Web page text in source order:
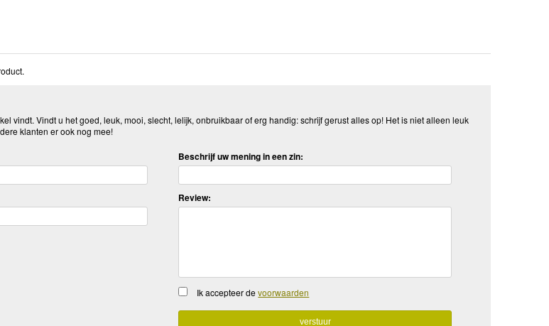
vindt. Vindt u het goed, leuk, mooi, slecht, lelijk, onbruikbaar of erg handig: schrijf gerust alles op! Het is niet alleen leuk
klanten er ook nog mee!
Beschrijf uw mening in een zin:
Review:
Ik accepteer devoorwaarden